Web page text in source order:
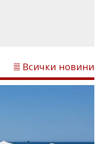
Всички новини